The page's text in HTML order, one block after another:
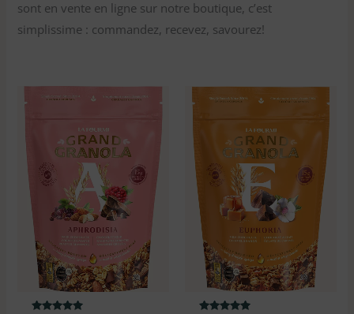
sont en vente en ligne sur notre boutique, c’est
simplissime : commandez, recevez, savourez!
Plage
de
5,50$
à
150,00$
Plage
de
5,50$
à
150,00$